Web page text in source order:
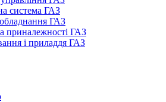
система ГАЗ
ГАЗ
приналежності ГАЗ
і приладдя ГАЗ